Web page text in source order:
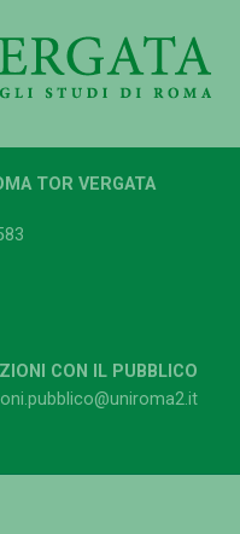
TOR VERGATA
CON IL PUBBLICO